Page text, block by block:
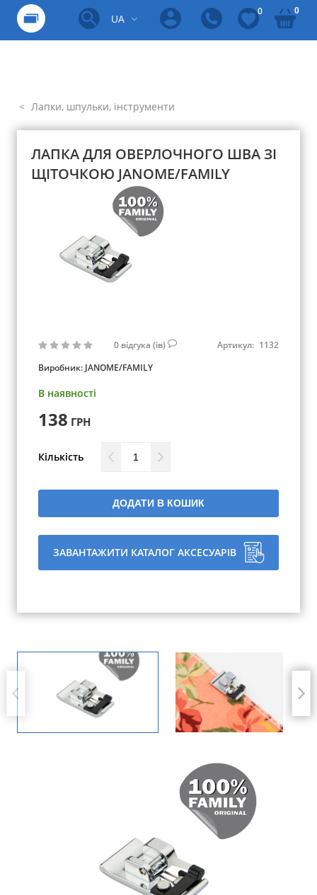
UA
0 0
Лапки, шпульки, інструменти
ЛАПКА ДЛЯ ОВЕРЛОЧНОГО ШВА ЗІ
ЩІТОЧКОЮ JANOME/FAMILY
0 відгука (ів) Артикул: 1132
Виробник: JANOME/FAMILY
В наявності
138 ГРН
Кількість
ДОДАТИ В КОШИК
ЗАВАНТАЖИТИ КАТАЛОГ АКСЕСУАРІВ